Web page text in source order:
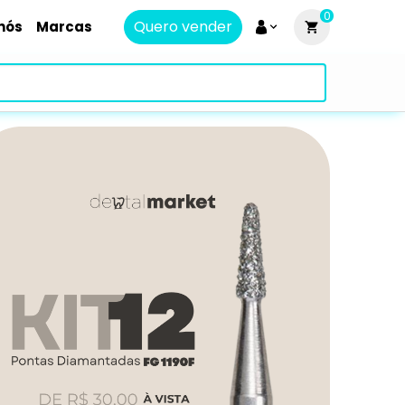
Marcas Quero vender
0
— De dentistas para